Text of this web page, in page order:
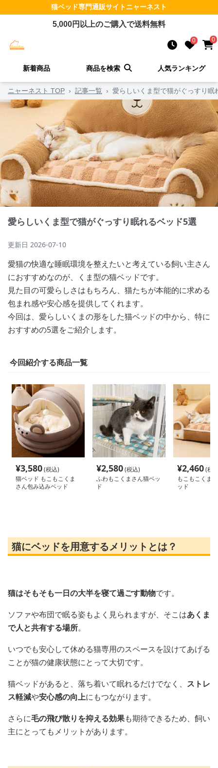
猫ベッド専門通販サイトニャーネスト
5,000円以上のご購入で送料無料
0 0
新着商品 商品を検索 人気ランキング
ニャーネスト TOP › 記事一覧 › 愛らしいくま型で猫がぐっすり眠
愛らしいくま型で猫がぐっすり眠れるベッド5選
更新日 2026-07-10
愛猫の快適な睡眠環境を整えたいと考えている飼い主さん
におすすめなのが、くま型の猫ベッドです。
見た目の可愛らしさはもちろん、猫たちが本能的に求める
包まれ感や安心感を提供してくれます。
今回は、愛らしいくまの形をした猫ベッドの中から、特に
おすすめの5選をご紹介します。
今回紹介する商品一覧
¥3,580(税込)
猫ベッド もこもこくま
さん包み込みベッド
¥2,580(税込)
ふわもこくまさん猫ベッ
ド
¥2,460(税
もこもこくま
ッド
猫にベッドを用意するメリットとは？
猫はそもそも一日の大半を寝て過ごす動物です。
ソファや布団で眠る姿もよく見られますが、そこはあくま
で人と共有する場所。
いつでも安心して休める猫専用のスペースを設けてあげる
ことが猫の健康状態にとって大切です。
猫ベッドがあると、落ち着いて眠れるだけでなく、 ストレ
ス軽減や安心感の向上にもつながります。
さらに毛の飛び散りを抑える効果も期待できるため、飼い
主にとってもメリットがあります。